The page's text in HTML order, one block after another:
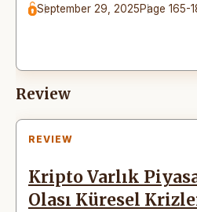
September 29, 2025Page 165-
Review
REVIEW
Kripto Varlık
Olası Küresel